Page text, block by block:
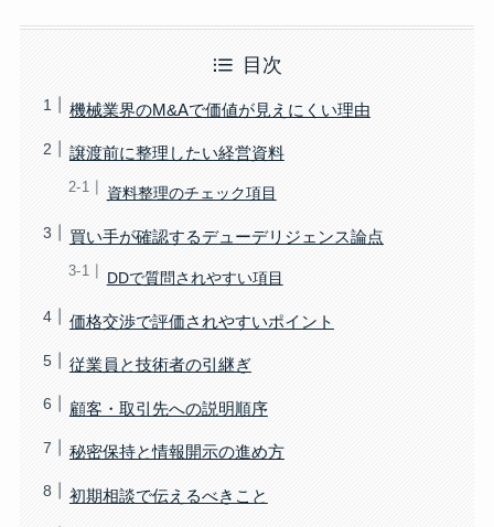
目次
機械業界のM&Aで価値が見えにくい理由
譲渡前に整理したい経営資料
資料整理のチェック項目
買い手が確認するデューデリジェンス論点
DDで質問されやすい項目
価格交渉で評価されやすいポイント
従業員と技術者の引継ぎ
顧客・取引先への説明順序
秘密保持と情報開示の進め方
初期相談で伝えるべきこと